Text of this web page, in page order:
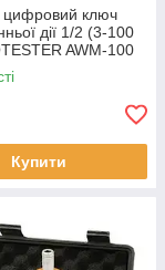
цифровий ключ
дії 1/2 (3-100
AWM-100
Купити